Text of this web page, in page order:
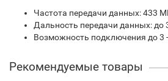
Частота передачи данных: 433
Дальность передачи данных:
Возможность подключения до 3
Рекомендуемые товары